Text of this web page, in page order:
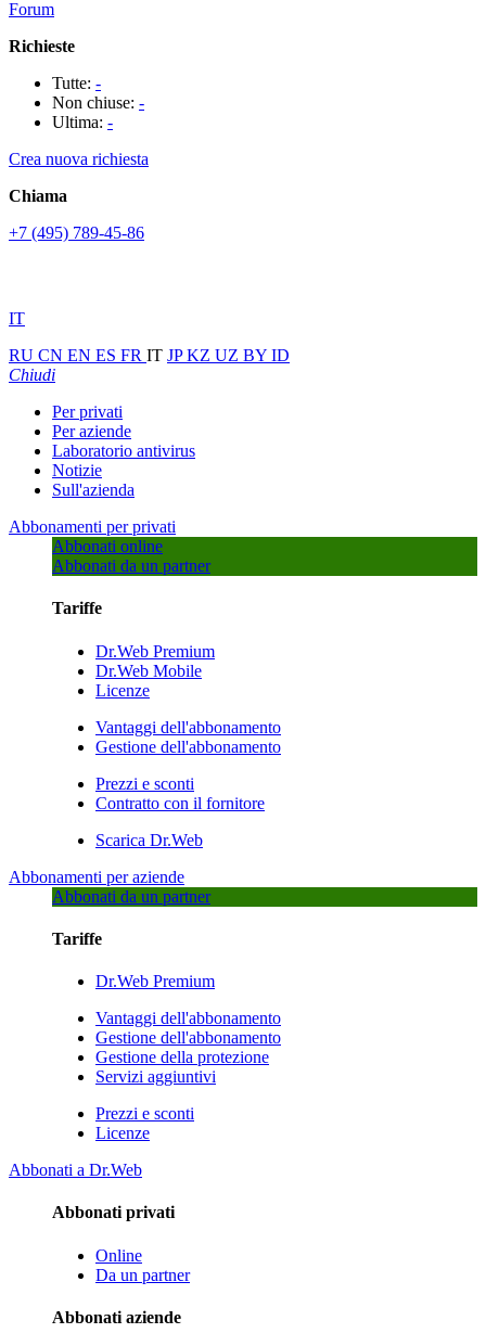
Forum
Richieste
Tutte: -
Non chiuse: -
Ultima: -
Crea nuova richiesta
Chiama
+7 (495) 789-45-86
IT
RU CN EN ES FR IT JPKZ UZ BY ID
Chiudi
Per privati
Per aziende
Laboratorio antivirus
Notizie
Sull'azienda
Abbonamenti per privati
Abbonati online
Abbonati da un partner
Tariffe
Dr.Web Premium
Dr.Web Mobile
Licenze
Vantaggi dell'abbonamento
Gestione dell'abbonamento
Prezzi e sconti
Contratto con il fornitore
Scarica Dr.Web
Abbonamenti per aziende
Abbonati da un partner
Tariffe
Dr.Web Premium
Vantaggi dell'abbonamento
Gestione dell'abbonamento
Gestione della protezione
Servizi aggiuntivi
Prezzi e sconti
Licenze
Abbonati a Dr.Web
Abbonati privati
Online
Da un partner
Abbonati aziende